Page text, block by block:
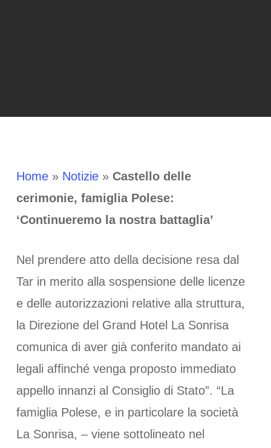
Home» Notizie» Castello delle
cerimonie, famiglia Polese:
‘Continueremo la nostra battaglia’
Nel prendere atto della decisione resa dal
Tar in merito alla sospensione delle licenze
e delle autorizzazioni relative alla struttura,
la Direzione del Grand Hotel La Sonrisa
comunica di aver già conferito mandato ai
legali affinché venga proposto immediato
appello innanzi al Consiglio di Stato”. “La
famiglia Polese, e in particolare la società
La Sonrisa, – viene sottolineato nel